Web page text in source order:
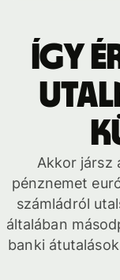
Így
Akkor jársz
pénznemet
számládról
általában
banki